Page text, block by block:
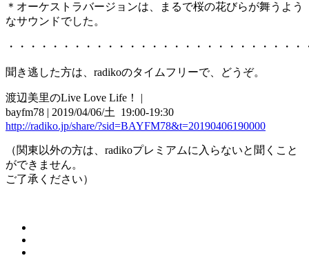
＊オーケストラバージョンは、まるで桜の花びらが舞うよう
なサウンドでした。
・・・・・・・・・・・・・・・・・・・・・・・・・・・
聞き逃した方は、radikoのタイムフリーで、どうぞ。
渡辺美里のLive Love Life！ |
bayfm78 | 2019/04/06/土 19:00-19:30
http://radiko.jp/share/?sid=BAYFM78&t=20190406190000
（関東以外の方は、radikoプレミアムに入らないと聞くこと
ができません。
ご了承ください）